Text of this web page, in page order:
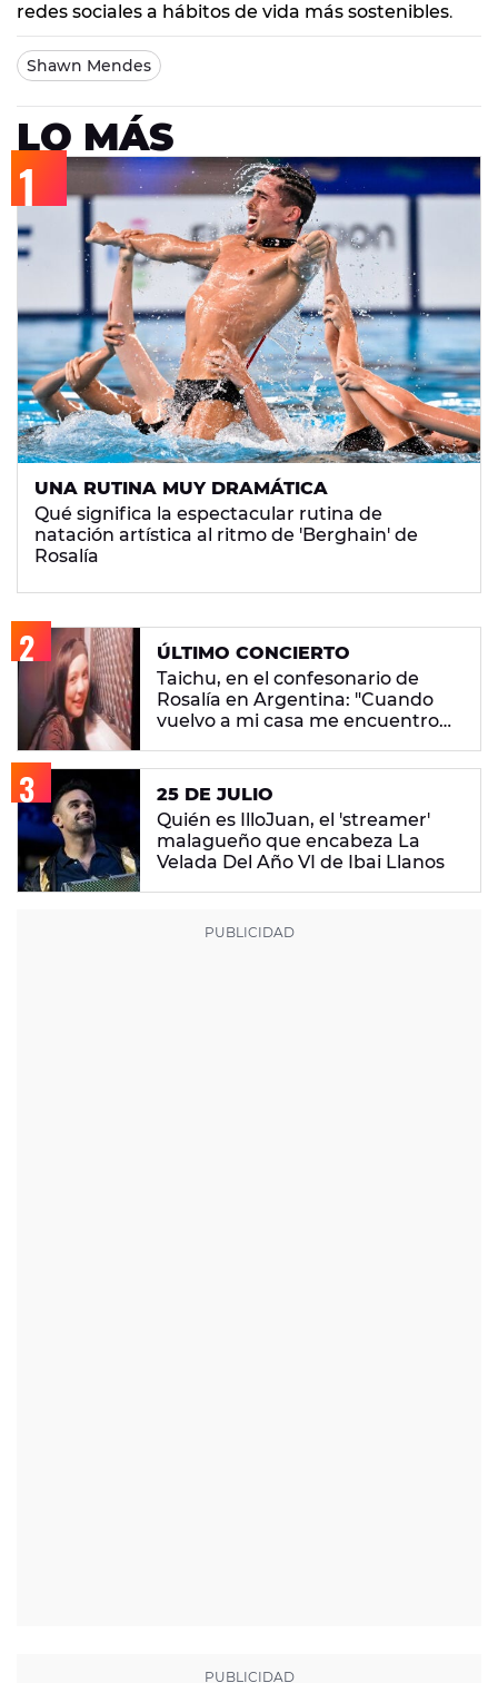
redes sociales a hábitos de vida más sostenibles.
Shawn Mendes
LO MÁS
UNA RUTINA MUY DRAMÁTICA
Qué significa la espectacular rutina de
natación artística al ritmo de 'Berghain' de
Rosalía
ÚLTIMO CONCIERTO
Taichu, en el confesonario de
Rosalía en Argentina: "Cuando
vuelvo a mi casa me encuentro
25 DE JULIO
Quién es IlloJuan, el 'streamer'
malagueño que encabeza La
Velada Del Año VI de Ibai Llanos